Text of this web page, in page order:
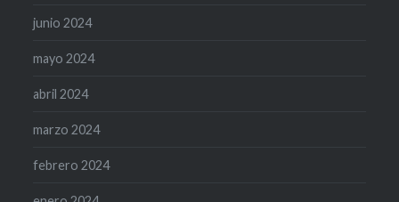
junio 2024
mayo 2024
abril 2024
marzo 2024
febrero 2024